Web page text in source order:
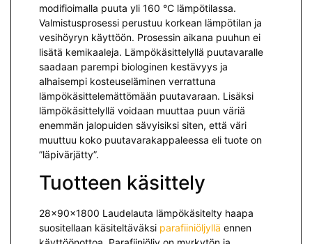
modifioimalla puuta yli 160 °C lämpötilassa.
Valmistusprosessi perustuu korkean läm­pötilan ja
vesihöyryn käyttöön. Prosessin aikana puuhun ei
lisätä kemikaaleja. Lämpökäsittelyllä puutavaralle
saadaan parempi biologinen kestävyys ja
alhaisempi kosteuseläminen verrattuna
lämpökäsittelemättömään puutavaraan. Lisäksi
lämpökäsittelyllä voidaan muuttaa puun väriä
enemmän jalopuiden sävyisiksi siten, että väri
muuttuu koko puutavarakappaleessa eli tuote on
”läpivärjätty”.
Tuotteen käsittely
28x90x1800 Laudelauta lämpökäsitelty haapa
suositellaan käsiteltäväksi parafiiniöljyllä ennen